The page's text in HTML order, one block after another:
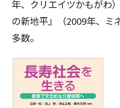
年、クリエイツかもがわ
の新地平』（2009年、ミ
多数。